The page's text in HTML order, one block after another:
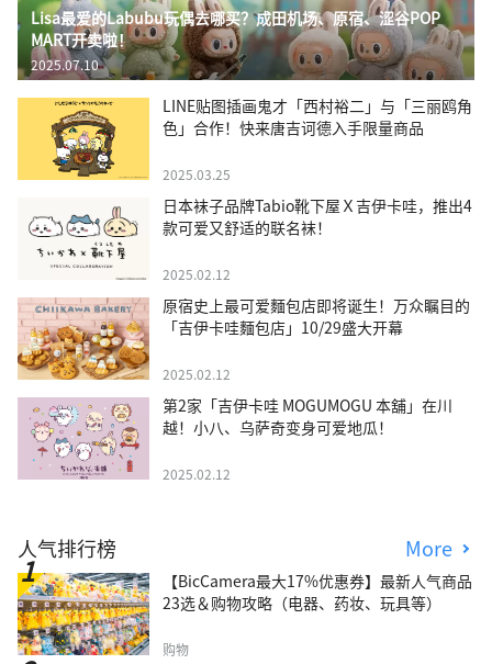
Lisa最爱的Labubu玩偶去哪买？成田机场、原宿、涩谷POP
MART开卖啦！
2025.07.10
LINE贴图插画鬼才「西村裕二」与「三丽鸥角
色」合作！快来唐吉诃德入手限量商品
2025.03.25
日本袜子品牌Tabio靴下屋Ｘ吉伊卡哇，推出4
款可爱又舒适的联名袜！
2025.02.12
原宿史上最可爱麵包店即将诞生！万众瞩目的
「吉伊卡哇麵包店」10/29盛大开幕
2025.02.12
第2家「吉伊卡哇 MOGUMOGU 本舖」在川
越！小八、乌萨奇变身可爱地瓜！
2025.02.12
人气排行榜 More
【BicCamera最大17%优惠券】最新人气商品
23选＆购物攻略（电器、药妆、玩具等）
购物